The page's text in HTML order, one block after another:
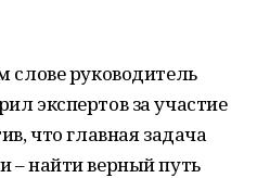
слове руководитель
экспертов за участие
что главная задача
– найти верный путь